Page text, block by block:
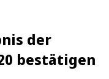
der
bestätigen